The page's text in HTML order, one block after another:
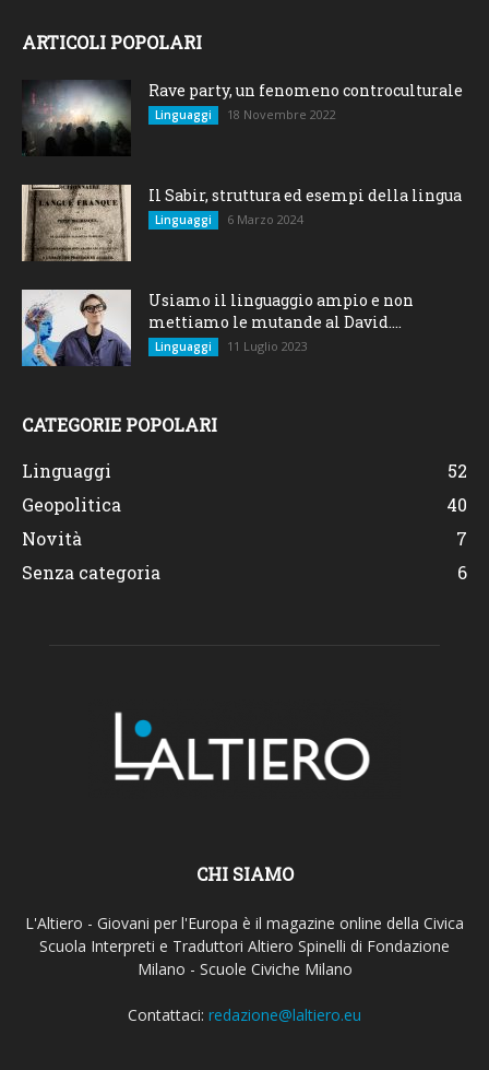
ARTICOLI POPOLARI
Rave party, un fenomeno controculturale
Linguaggi 18 Novembre 2022
Il Sabir, struttura ed esempi della lingua
Linguaggi 6 Marzo 2024
Usiamo il linguaggio ampio e non
mettiamo le mutande al David....
Linguaggi 11 Luglio 2023
CATEGORIE POPOLARI
Linguaggi
52
Geopolitica
40
Novità
7
Senza categoria
6
CHI SIAMO
L'Altiero - Giovani per l'Europa è il magazine online della Civica
Scuola Interpreti e Traduttori Altiero Spinelli di Fondazione
Milano - Scuole Civiche Milano
Contattaci: redazione@laltiero.eu